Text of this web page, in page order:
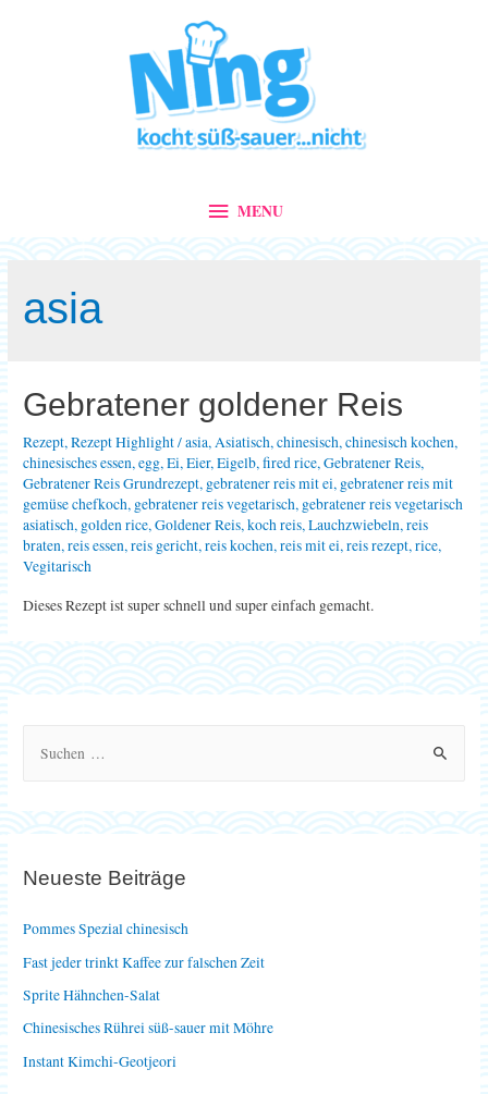
MENU
MENU
asia
Gebratener goldener Reis
Rezept,Rezept Highlight/asia,Asiatisch,chinesisch,chinesisch kochen,
chinesisches essen,egg,Ei,Eier,Eigelb,fired rice,Gebratener Reis,
Gebratener Reis Grundrezept, gebratener reis mit ei, gebratener reis mit
gemüse chefkoch, gebratener reis vegetarisch, gebratener reis vegetarisch
asiatisch, golden rice,Goldener Reis,koch reis,Lauchzwiebeln,reis
braten,reis essen,reis gericht,reis kochen,reis mit ei,reis rezept,rice,
Vegitarisch
Dieses Rezept ist super schnell und super einfach gemacht.
n
c
h
:
Neueste Beiträge
Pommes Spezial chinesisch
Fast jeder trinkt Kaffee zur falschen Zeit
Sprite Hähnchen-Salat
Chinesisches Rührei süß-sauer mit Möhre
Instant Kimchi-Geotjeori